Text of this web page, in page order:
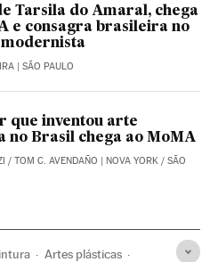
de Tarsila do Amaral, chega
e consagra brasileira no
| SÃO PAULO
que inventou arte
no Brasil chega ao MoMA
/ TOM C. AVENDAÑO | NOVA YORK / SÃO
Artes plásticas